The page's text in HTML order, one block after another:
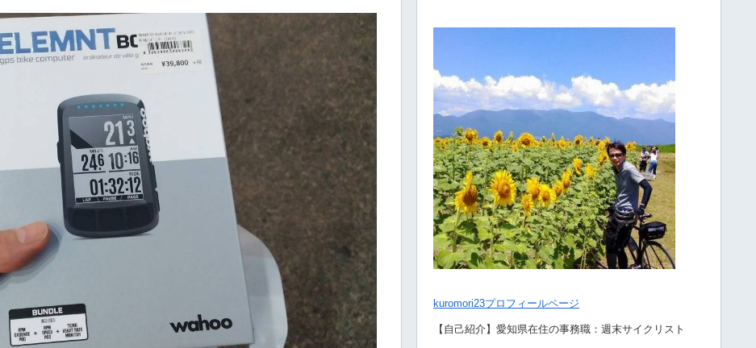
kuromori23プロフィールページ
【自己紹介】愛知県在住の事務職：週末サイクリスト